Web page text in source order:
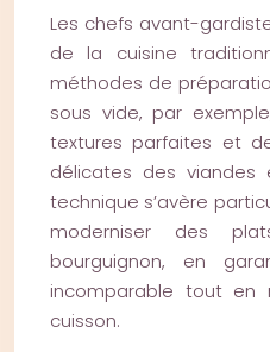
Les chefs avant-
de la cuisine
méthodes de
sous vide, par
textures parfaites et
délicates des
technique s’avère
moderniser des
bourguignon, en
incomparable tout en
cuisson.